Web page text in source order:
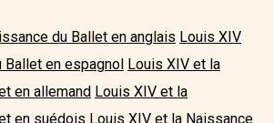
du Ballet en anglais Louis XIV
Ballet en espagnol Louis XIV et la
en allemand Louis XIV et la
en suédois Louis XIV et la Naissance